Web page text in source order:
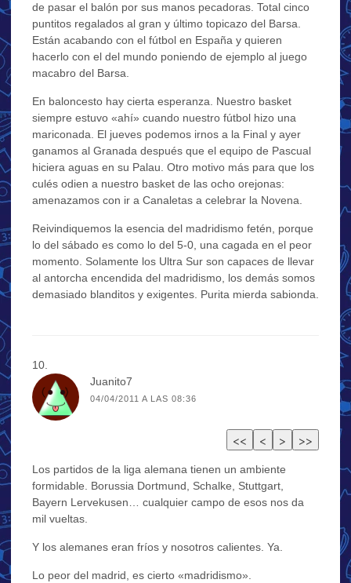
de pasar el balón por sus manos pecadoras. Total cinco
puntitos regalados al gran y último topicazo del Barsa.
Están acabando con el fútbol en España y quieren
hacerlo con el del mundo poniendo de ejemplo al juego
macabro del Barsa.
En baloncesto hay cierta esperanza. Nuestro basket
siempre estuvo «ahí» cuando nuestro fútbol hizo una
mariconada. El jueves podemos irnos a la Final y ayer
ganamos al Granada después que el equipo de Pascual
hiciera aguas en su Palau. Otro motivo más para que los
culés odien a nuestro basket de las ocho orejonas:
amenazamos con ir a Canaletas a celebrar la Novena.
Reivindiquemos la esencia del madridismo fetén, porque
lo del sábado es como lo del 5-0, una cagada en el peor
momento. Solamente los Ultra Sur son capaces de llevar
al antorcha encendida del madridismo, los demás somos
demasiado blanditos y exigentes. Purita mierda sabionda.
Juanito7
04/04/2011 A LAS 08:36
Los partidos de la liga alemana tienen un ambiente
formidable. Borussia Dortmund, Schalke, Stuttgart,
Bayern Lervekusen… cualquier campo de esos nos da
mil vueltas.
Y los alemanes eran fríos y nosotros calientes. Ya.
Lo peor del madrid, es cierto «madridismo».